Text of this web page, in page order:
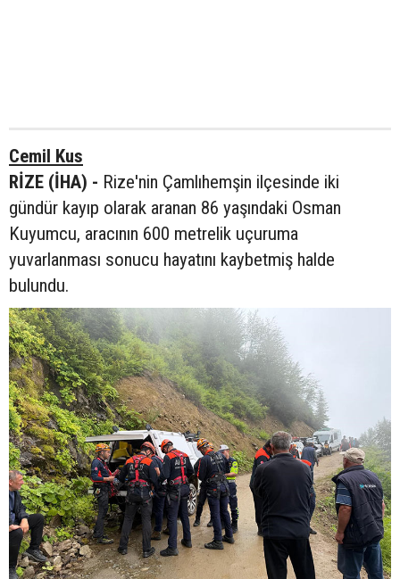
Cemil Kus
RİZE (İHA) - Rize'nin Çamlıhemşin ilçesinde iki
gündür kayıp olarak aranan 86 yaşındaki Osman
Kuyumcu, aracının 600 metrelik uçuruma
yuvarlanması sonucu hayatını kaybetmiş halde
bulundu.